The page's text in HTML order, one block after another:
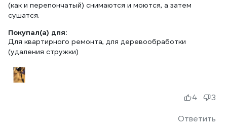
(как и перепончатый) снимаются и моются, а затем
сушатся.
Покупал(а) для:
Для квартирного ремонта, для деревообработки
(удаления стружки)
Ответить
4 3